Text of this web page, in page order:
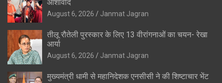
आशीर्वाद
August 6, 2026 Janmat Jagran
तीलू रौतेली पुरस्कार के लिए 13 वीरांगनाओं का चयन- रेखा
आर्या
August 6, 2026 Janmat Jagran
मुख्यमंत्री धामी से महानिदेशक एनसीसी ने की शिष्टाचार भेंट